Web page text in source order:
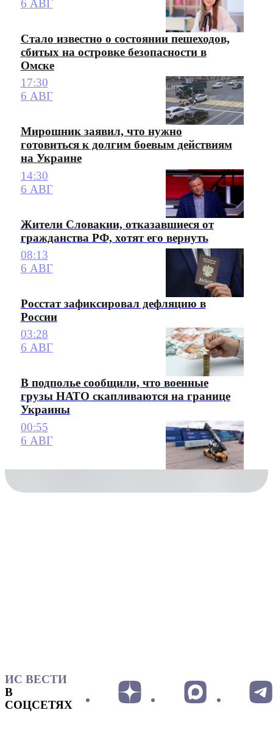
6 АВГ
Стало известно о состоянии пешеходов,
сбитых на островке безопасности в
Омске
17:30
6 АВГ
Мирошник заявил, что нужно
готовиться к долгим боевым действиям
на Украине
14:30
6 АВГ
Жители Словакии, отказавшиеся от
гражданства РФ, хотят его вернуть
08:13
6 АВГ
Росстат зафиксировал дефляцию в
России
03:28
6 АВГ
В подполье сообщили, что военные
грузы НАТО скапливаются на границе
Украины
00:55
6 АВГ
ИС ВЕСТИ
В
СОЦСЕТЯХ